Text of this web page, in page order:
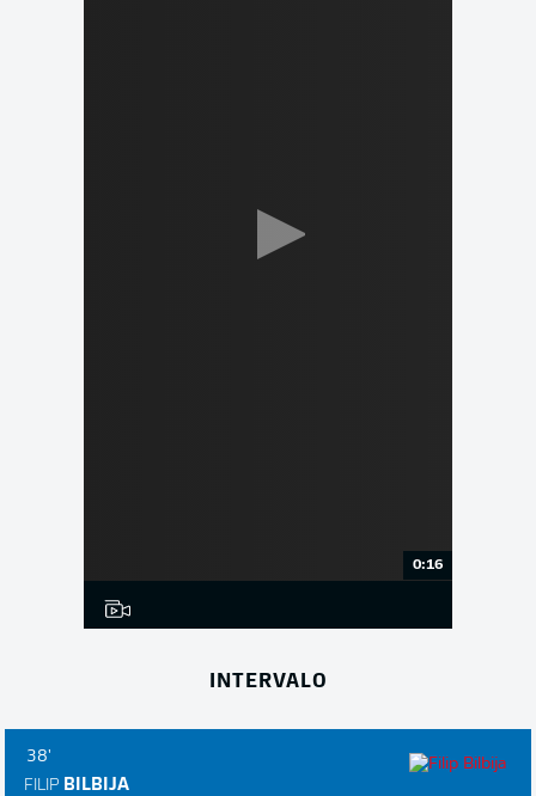
0:16
INTERVALO
38'
FILIP BILBIJA